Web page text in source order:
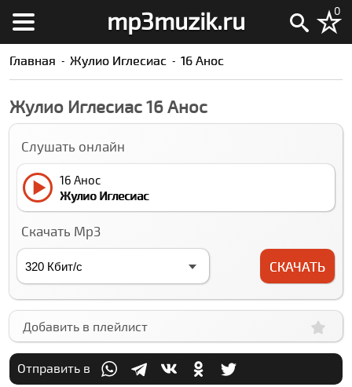
mp3muzik.ru 0
Главная Жулио Иглесиас 16 Анос
Жулио Иглесиас 16 Анос
Слушать онлайн
16 Анос
Жулио Иглесиас
Скачать Mp3
СКАЧАТЬ
Добавить в плейлист
Отправить в